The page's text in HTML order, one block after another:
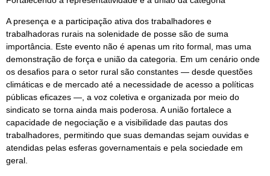
A presença e a participação ativa dos trabalhadores e
trabalhadoras rurais na solenidade de posse são de suma
importância. Este evento não é apenas um rito formal, mas uma
demonstração de força e união da categoria. Em um cenário onde
os desafios para o setor rural são constantes — desde questões
climáticas e de mercado até a necessidade de acesso a políticas
públicas eficazes —, a voz coletiva e organizada por meio do
sindicato se torna ainda mais poderosa. A união fortalece a
capacidade de negociação e a visibilidade das pautas dos
trabalhadores, permitindo que suas demandas sejam ouvidas e
atendidas pelas esferas governamentais e pela sociedade em
geral.